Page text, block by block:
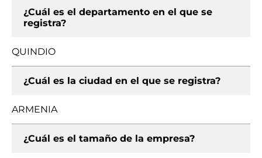
¿Cuál es el departamento en el que se
registra?
QUINDIO
¿Cuál es la ciudad en el que se registra?
ARMENIA
¿Cuál es el tamaño de la empresa?